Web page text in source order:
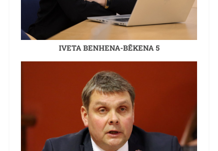
IVETA BENHENA-BĒKENA 5